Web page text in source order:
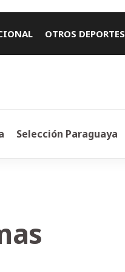
OTROS DEPORTES
Selección Paraguaya